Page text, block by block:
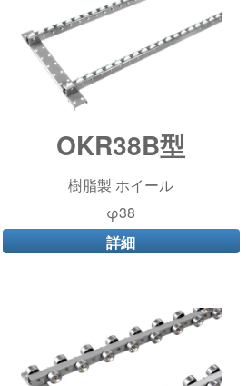
OKR38B型
樹脂製 ホイール
φ38
詳細